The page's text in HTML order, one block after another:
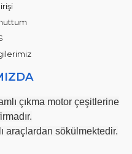
çıkma motor çeşitlerine
araçlardan sökülmektedir.